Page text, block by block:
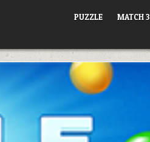
PUZZLE MATCH 3